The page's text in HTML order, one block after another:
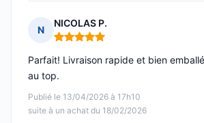
N
NICOLAS P.
Note : 5 sur 5
Publié le 13/04/2026 à 17h10
suite à un achat du 18/02/2026
Parfait! Livraison rapide et bien
au top.